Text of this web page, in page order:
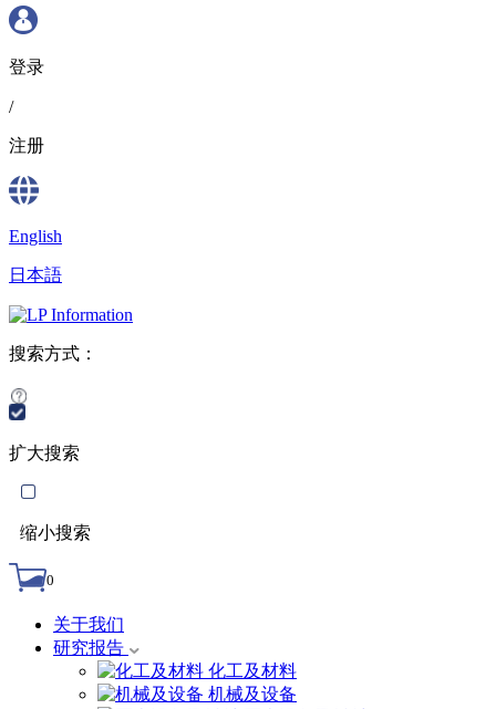
登录
/
注册
English
日本語
搜索方式：
扩大搜索
缩小搜索
0
关于我们
研究报告
化工及材料
机械及设备